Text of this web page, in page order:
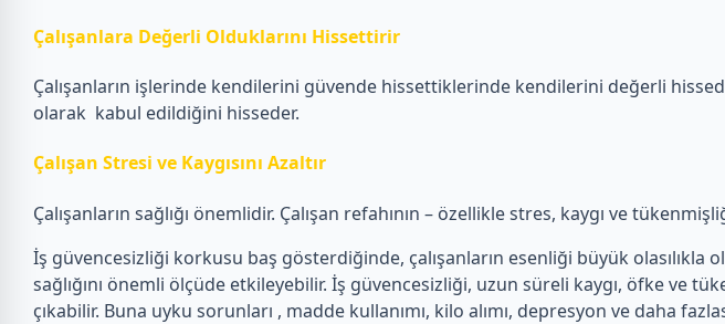
Çalışanlara Değerli Olduklarını Hissettirir
Çalışanların işlerinde kendilerini güvende hissettiklerinde kendilerini değerli
olarak kabul edildiğini hisseder.
Çalışan Stresi ve Kaygısını Azaltır
Çalışanların sağlığı önemlidir. Çalışan refahının – özellikle stres, kaygı ve
İş güvencesizliği korkusu baş gösterdiğinde, çalışanların esenliği büyük olasılıkla
sağlığını önemli ölçüde etkileyebilir. İş güvencesizliği, uzun süreli kaygı, öfke ve
çıkabilir. Buna uyku sorunları , madde kullanımı, kilo alımı, depresyon ve daha